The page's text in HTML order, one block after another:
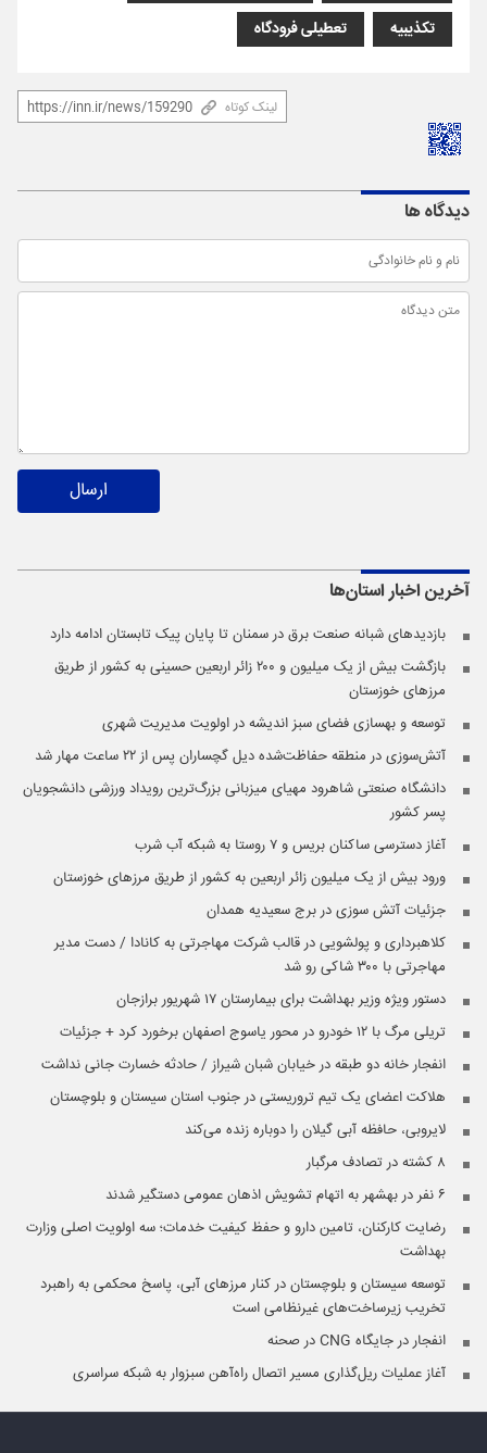
تکذیبیه
تعطیلی فرودگاه
لینک کوتاه
دیدگاه ها
ارسال
آخرین اخباراستان‌ها
بازدیدهای شبانه صنعت برق در سمنان تا پایان پیک تابستان ادامه دارد
بازگشت بیش از یک میلیون و ۲۰۰ زائر اربعین حسینی به کشور از طریق
مرز‌های خوزستان
توسعه و بهسازی فضای سبز اندیشه در اولویت مدیریت شهری
آتش‌سوزی در منطقه حفاظت‌شده دیل گچساران پس از ۲۲ ساعت مهار شد
دانشگاه صنعتی شاهرود مهیای میزبانی بزرگ‌ترین رویداد ورزشی دانشجویان
پسر کشور
آغاز دسترسی ساکنان بریس و ۷ روستا به شبکه آب شرب
ورود بیش از یک میلیون زائر اربعین به کشور از طریق مرزهای خوزستان
جزئیات آتش سوزی در برج سعیدیه همدان
کلاهبرداری و پولشویی در قالب شرکت مهاجرتی به کانادا / دست مدیر
مهاجرتی با ۳۰۰ شاکی رو شد
دستور ویژه وزیر بهداشت برای بیمارستان ۱۷ شهریور برازجان
تریلی مرگ با ۱۲ خودرو در محور یاسوج اصفهان برخورد کرد + جزئیات
انفجار خانه دو طبقه در خیابان شبان شیراز / حادثه خسارت جانی نداشت
هلاکت اعضای یک تیم تروریستی در جنوب استان سیستان و بلوچستان
لایروبی، حافظه آبی گیلان را دوباره زنده می‌کند
۸ کشته در تصادف مرگبار
۶ نفر در بهشهر به اتهام تشویش اذهان عمومی دستگیر شدند
رضایت کارکنان، تامین دارو و حفظ کیفیت خدمات؛ سه اولویت اصلی وزارت
بهداشت
توسعه سیستان و بلوچستان در کنار مرزهای آبی، پاسخ محکمی به راهبرد
تخریب زیرساخت‌های غیرنظامی است
انفجار در جایگاه CNG در صحنه
آغاز عملیات ریل‌گذاری مسیر اتصال راه‌آهن سبزوار به شبکه سراسری